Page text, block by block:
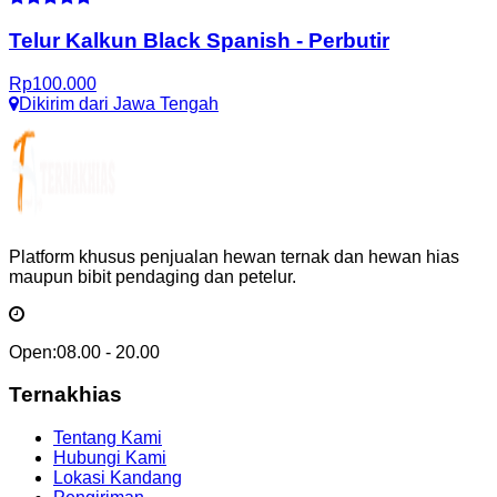
Telur Kalkun Black Spanish - Perbutir
Rp100.000
Dikirim dari Jawa Tengah
Platform khusus penjualan hewan ternak dan hewan hias
maupun bibit pendaging dan petelur.
Open:08.00 - 20.00
Ternakhias
Tentang Kami
Hubungi Kami
Lokasi Kandang